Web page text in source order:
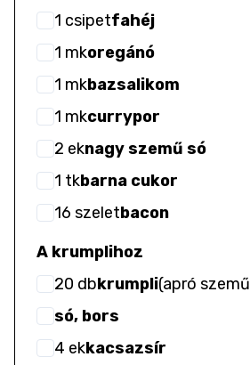
1 csipetfahéj
1 mkoregánó
1 mkbazsalikom
1 mkcurrypor
2 eknagy szemű só
1 tkbarna cukor
16 szeletbacon
A krumplihoz
20 dbkrumpli(apró szemű
só, bors
4 ekkacsazsír